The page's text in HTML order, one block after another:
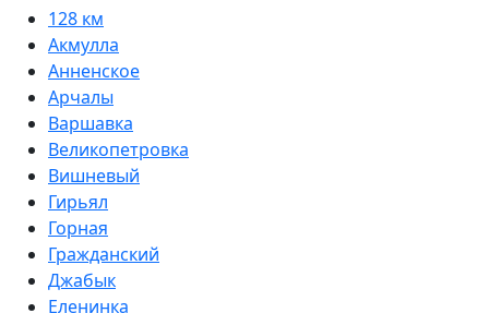
128 км
Акмулла
Анненское
Арчалы
Варшавка
Великопетровка
Вишневый
Гирьял
Горная
Гражданский
Джабык
Еленинка